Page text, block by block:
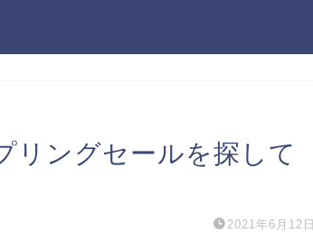
リングセールを探して
2021年6月12日